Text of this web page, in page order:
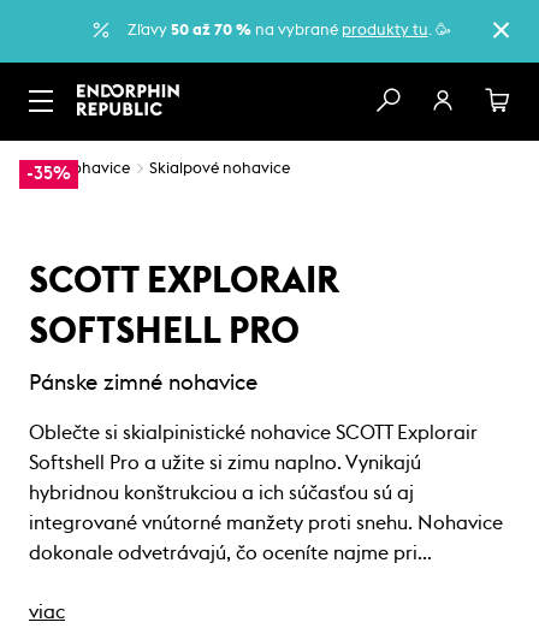
Zľavy 50 až 70 %na vybrané produkty tu. 🥳
-35%
… Nohavice Skialpové nohavice
SCOTT EXPLORAIR
SOFTSHELL PRO
Pánske zimné nohavice
Oblečte si skialpinistické nohavice SCOTT Explorair
Softshell Pro a užite si zimu naplno. Vynikajú
hybridnou konštrukciou a ich súčasťou sú aj
integrované vnútorné manžety proti snehu. Nohavice
dokonale odvetrávajú, čo oceníte najme pri…
viac